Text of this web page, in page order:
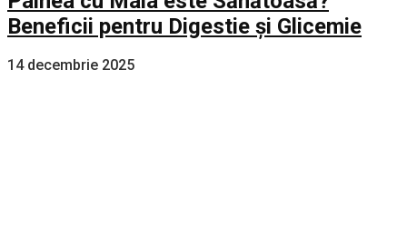
Beneficii pentru Digestie și Glicemie
14 decembrie 2025